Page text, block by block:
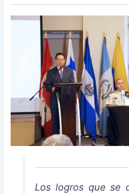
Los logros que se